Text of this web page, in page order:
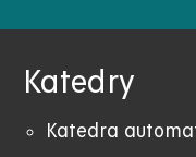
Katedry
Katedra